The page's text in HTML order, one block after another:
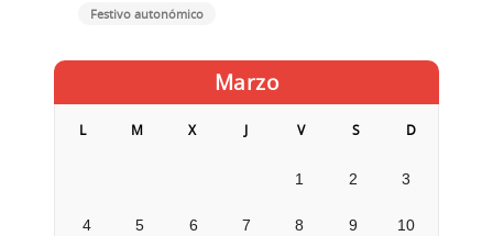
Festivo autonómico
Marzo
L M X J V S D
1 2 3
4 5 6 7 8 9 10